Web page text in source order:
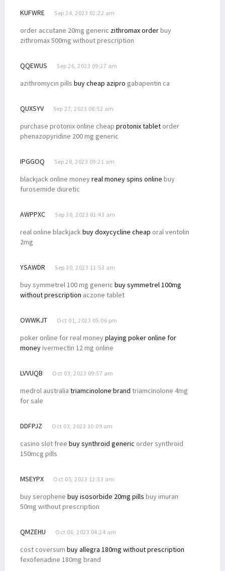
KUFWRE Sep 24, 2023 02:22 am
order accutane 20mg generic zithromax orderbuy
zithromax 500mg without prescription
QQEWUS Sep 26, 2023 09:27 am
azithromycin pills buy cheap azipro gabapentin ca
QUXSYV Sep 27, 2023 08:52 am
purchase protonix online cheap protonix tablet order
phenazopyridine 200 mg generic
IPGGOQ Sep 28, 2023 09:21 am
blackjack online moneyreal money spins online buy
furosemide diuretic
AWPPXC Sep 30, 2023 01:43 am
real online blackjack buy doxycycline cheap oral ventolin
2mg
YSAWDR Sep 30, 2023 11:53 am
buy symmetrel 100 mg generic buy symmetrel 100mg
without prescription aczone tablet
OWWKJT Oct 01, 2023 05:06 pm
poker online for real moneyplaying poker online for
moneyivermectin 12 mg online
LVVUQB Oct 03, 2023 09:57 am
medrol australia triamcinolone brand triamcinolone 4mg
for sale
DDFPJZ Oct 03, 2023 10:09 am
casino slot free buy synthroid generic order synthroid
150mcg pills
MSEYPX Oct 05, 2023 12:33 am
buy serophene buy isosorbide 20mg pills buy imuran
50mg without prescription
QMZEHU Oct 06, 2023 04:24 am
cost coversum buy allegra 180mg without prescription
fexofenadine 180mg brand